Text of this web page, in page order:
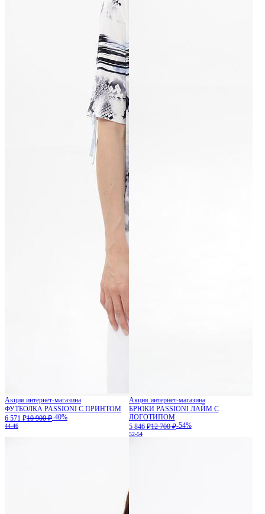
Акция интернет-магазина
ФУТБОЛКА PASSIONI С ПРИНТОМ
6 571 ₽10 900 ₽-40%
44-46
Акция интернет-магазина
БРЮКИ PASSIONI ЛАЙМ С
ЛОГОТИПОМ
5 846 ₽12 700 ₽-54%
52-54